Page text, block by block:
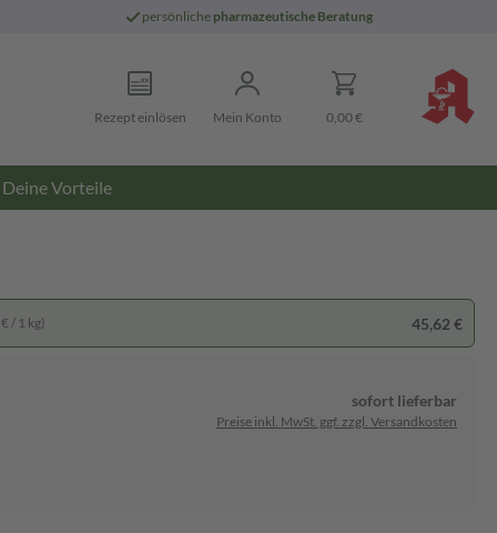
persönliche pharmazeutische Beratung
Rezept einlösen Mein Konto 0,00 €
Deine Vorteile
/ 1 kg) 45,62 €
sofort lieferbar
Preise inkl. MwSt. ggf. zzgl. Versandkosten